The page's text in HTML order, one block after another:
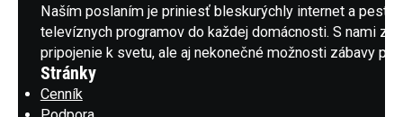
Naším poslaním je priniesť bleskurýchly internet a pestrú
televíznych programov do každej domácnosti. S nami
pripojenie k svetu, ale aj nekonečné možnosti zábavy pre
Stránky
Cenník